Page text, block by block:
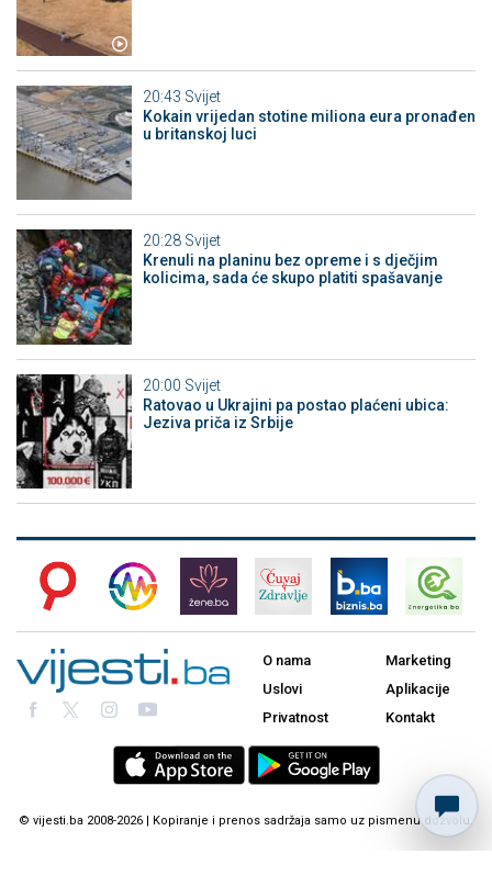
20:43 Svijet
Kokain vrijedan stotine miliona eura pronađen
u britanskoj luci
20:28 Svijet
Krenuli na planinu bez opreme i s dječjim
kolicima, sada će skupo platiti spašavanje
20:00 Svijet
Ratovao u Ukrajini pa postao plaćeni ubica:
Jeziva priča iz Srbije
O nama
Uslovi
Privatnost
Marketing
Aplikacije
Kontakt
© vijesti.ba 2008-2026 | Kopiranje i prenos sadržaja samo uz pismenu dozvolu.